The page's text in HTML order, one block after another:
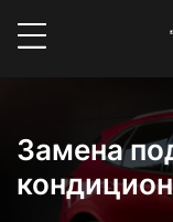
Замена